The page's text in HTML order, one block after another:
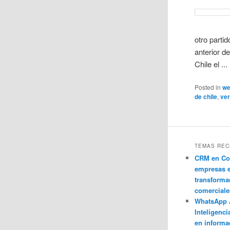
otro
anterior
Chile el ...
Posted in
de chile,ver
TEMAS
CRM en
empresas
WhatsApp
en